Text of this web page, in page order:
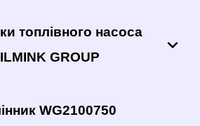
топлівного насоса
GROUP
WG2100750